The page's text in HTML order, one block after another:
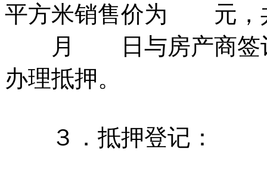
平方米销售价为 元
月 日与房产商签
办理抵押。
３．抵押登记：